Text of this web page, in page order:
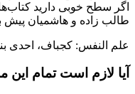
اگر سطح خوبی دارید
طالب زاده و هاشمیان پیش
علم النفس: کجباف، احدی
آیا لازم است تمام این